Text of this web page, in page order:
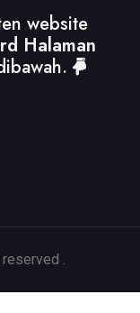
website
Halaman
.